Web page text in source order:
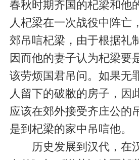
春秋时期齐国的杞梁和他
人杞梁在一次战役中阵亡
郊吊唁杞梁，由于根据礼
因而他的妻子认为杞梁要
该劳烦国君吊问。如果无
人留下的破敝的房子，因
应该在郊外接受齐庄公的
是到杞梁的家中吊唁他。
历史发展到汉代，在汉